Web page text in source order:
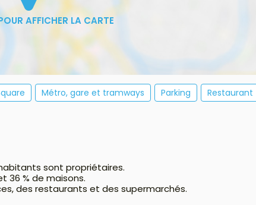
Métro, gare et tramways Parking
Restaurant
sont propriétaires.
36 % de maisons.
des restaurants et des supermarchés.